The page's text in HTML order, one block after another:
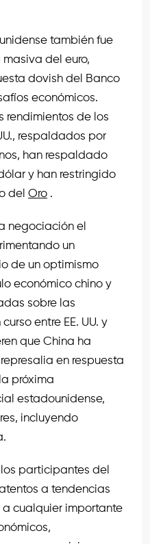
también fue
del euro,
dovish del Banco
económicos.
rendimientos de los
respaldados por
han respaldado
y han restringido
del Oro .
negociación el
un
de un optimismo
económico chino y
sobre las
entre EE. UU. y
que China ha
en respuesta
próxima
estadounidense,
incluyendo
participantes del
a tendencias
cualquier importante